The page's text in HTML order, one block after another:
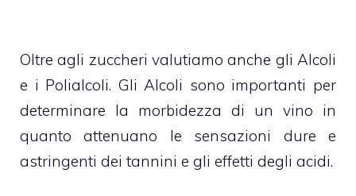
Oltre agli zuccheri valutiamo anche gli Alcoli
e i Polialcoli. Gli Alcoli sono importanti per
determinare la morbidezza di un vino in
quanto attenuano le sensazioni dure e
astringenti dei tannini e gli effetti degli acidi.